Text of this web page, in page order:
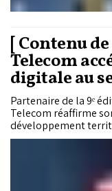
[ Contenu
Telecom
digitale au
Partenaire de la 9ᵉ
Telecom réaffirme
développement